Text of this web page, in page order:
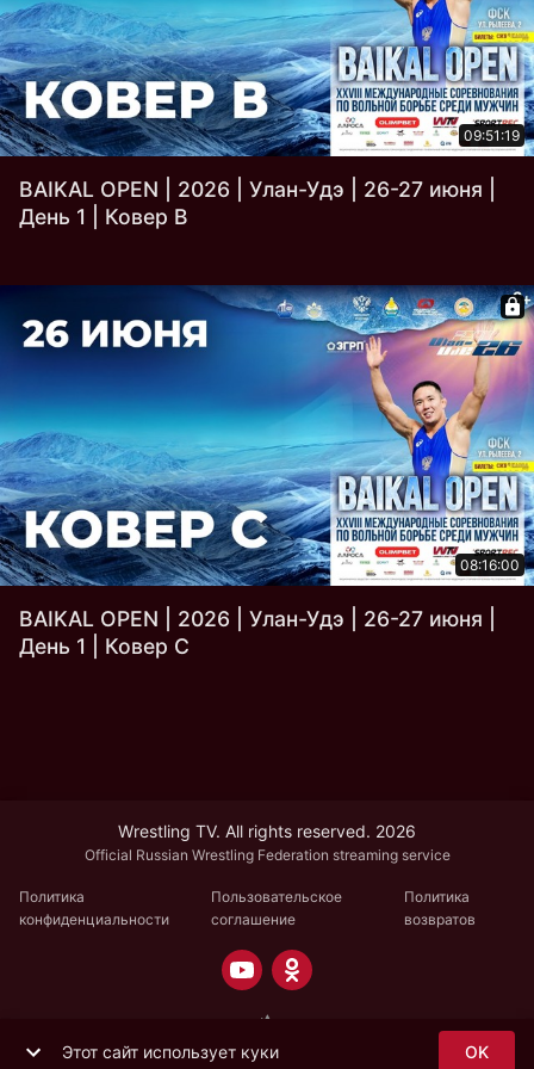
09:51:19
BAIKAL OPEN | 2026 | Улан-Удэ | 26-27 июня |
День 1 | Ковер B
08:16:00
BAIKAL OPEN | 2026 | Улан-Удэ | 26-27 июня |
День 1 | Ковер C
Wrestling TV. All rights reserved. 2026
Official Russian Wrestling Federation streaming service
Политика
конфиденциальности
Пользовательское
соглашение
Политика
возвратов
Этот сайт использует куки OK